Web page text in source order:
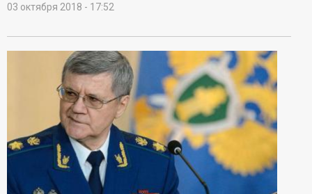
03 октября 2018 - 17:52